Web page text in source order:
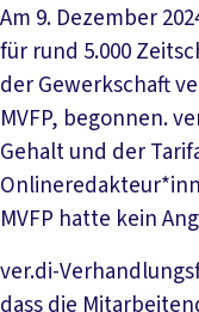
Am 9. Dezember
für rund 5.000
der Gewerkschaft
MVFP, begonnen.
Gehalt und der
MVFP hatte kein
ver.di-
dass die